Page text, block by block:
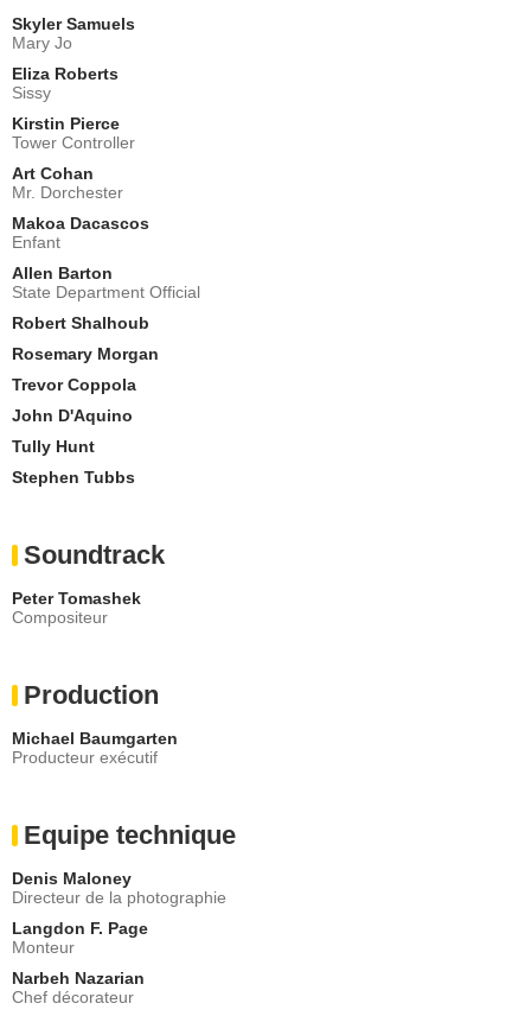
Skyler Samuels
Mary Jo
Eliza Roberts
Sissy
Kirstin Pierce
Tower Controller
Art Cohan
Mr. Dorchester
Makoa Dacascos
Enfant
Allen Barton
State Department Official
Robert Shalhoub
Rosemary Morgan
Trevor Coppola
John D'Aquino
Tully Hunt
Stephen Tubbs
Soundtrack
Peter Tomashek
Compositeur
Production
Michael Baumgarten
Producteur exécutif
Equipe technique
Denis Maloney
Directeur de la photographie
Langdon F. Page
Monteur
Narbeh Nazarian
Chef décorateur